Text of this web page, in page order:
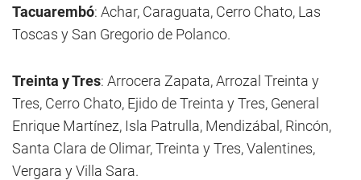
Tacuarembó: Achar, Caraguata, Cerro Chato, Las
Toscas y San Gregorio de Polanco.
Treinta y Tres: Arrocera Zapata, Arrozal Treinta y
Tres, Cerro Chato, Ejido de Treinta y Tres, General
Enrique Martínez, Isla Patrulla, Mendizábal, Rincón,
Santa Clara de Olimar, Treinta y Tres, Valentines,
Vergara y Villa Sara.